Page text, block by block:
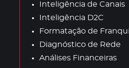
Inteligência de Canais
Inteligência D2C
Formatação de
Diagnóstico de Rede
Análises Financeiras